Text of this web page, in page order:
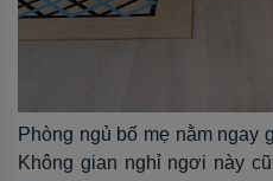
Phòng ngủ bố mẹ nằm ngay
Không gian nghỉ ngơi này